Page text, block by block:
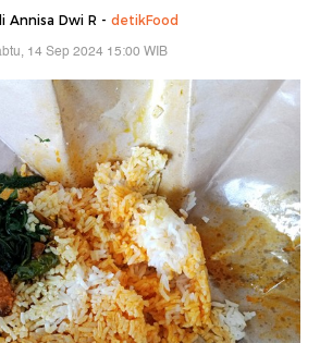
Annisa Dwi R - detikFood
14 Sep 2024 15:00 WIB